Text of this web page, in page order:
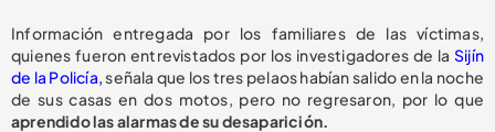
Información entregada por los familiares de las víctimas,
quienes fueron entrevistados por los investigadores de la Sijín
de la Policía,señala que los tres pelaos habían salido en la noche
de sus casas en dos motos, pero no regresaron, por lo que
aprendido las alarmas de su desaparición.